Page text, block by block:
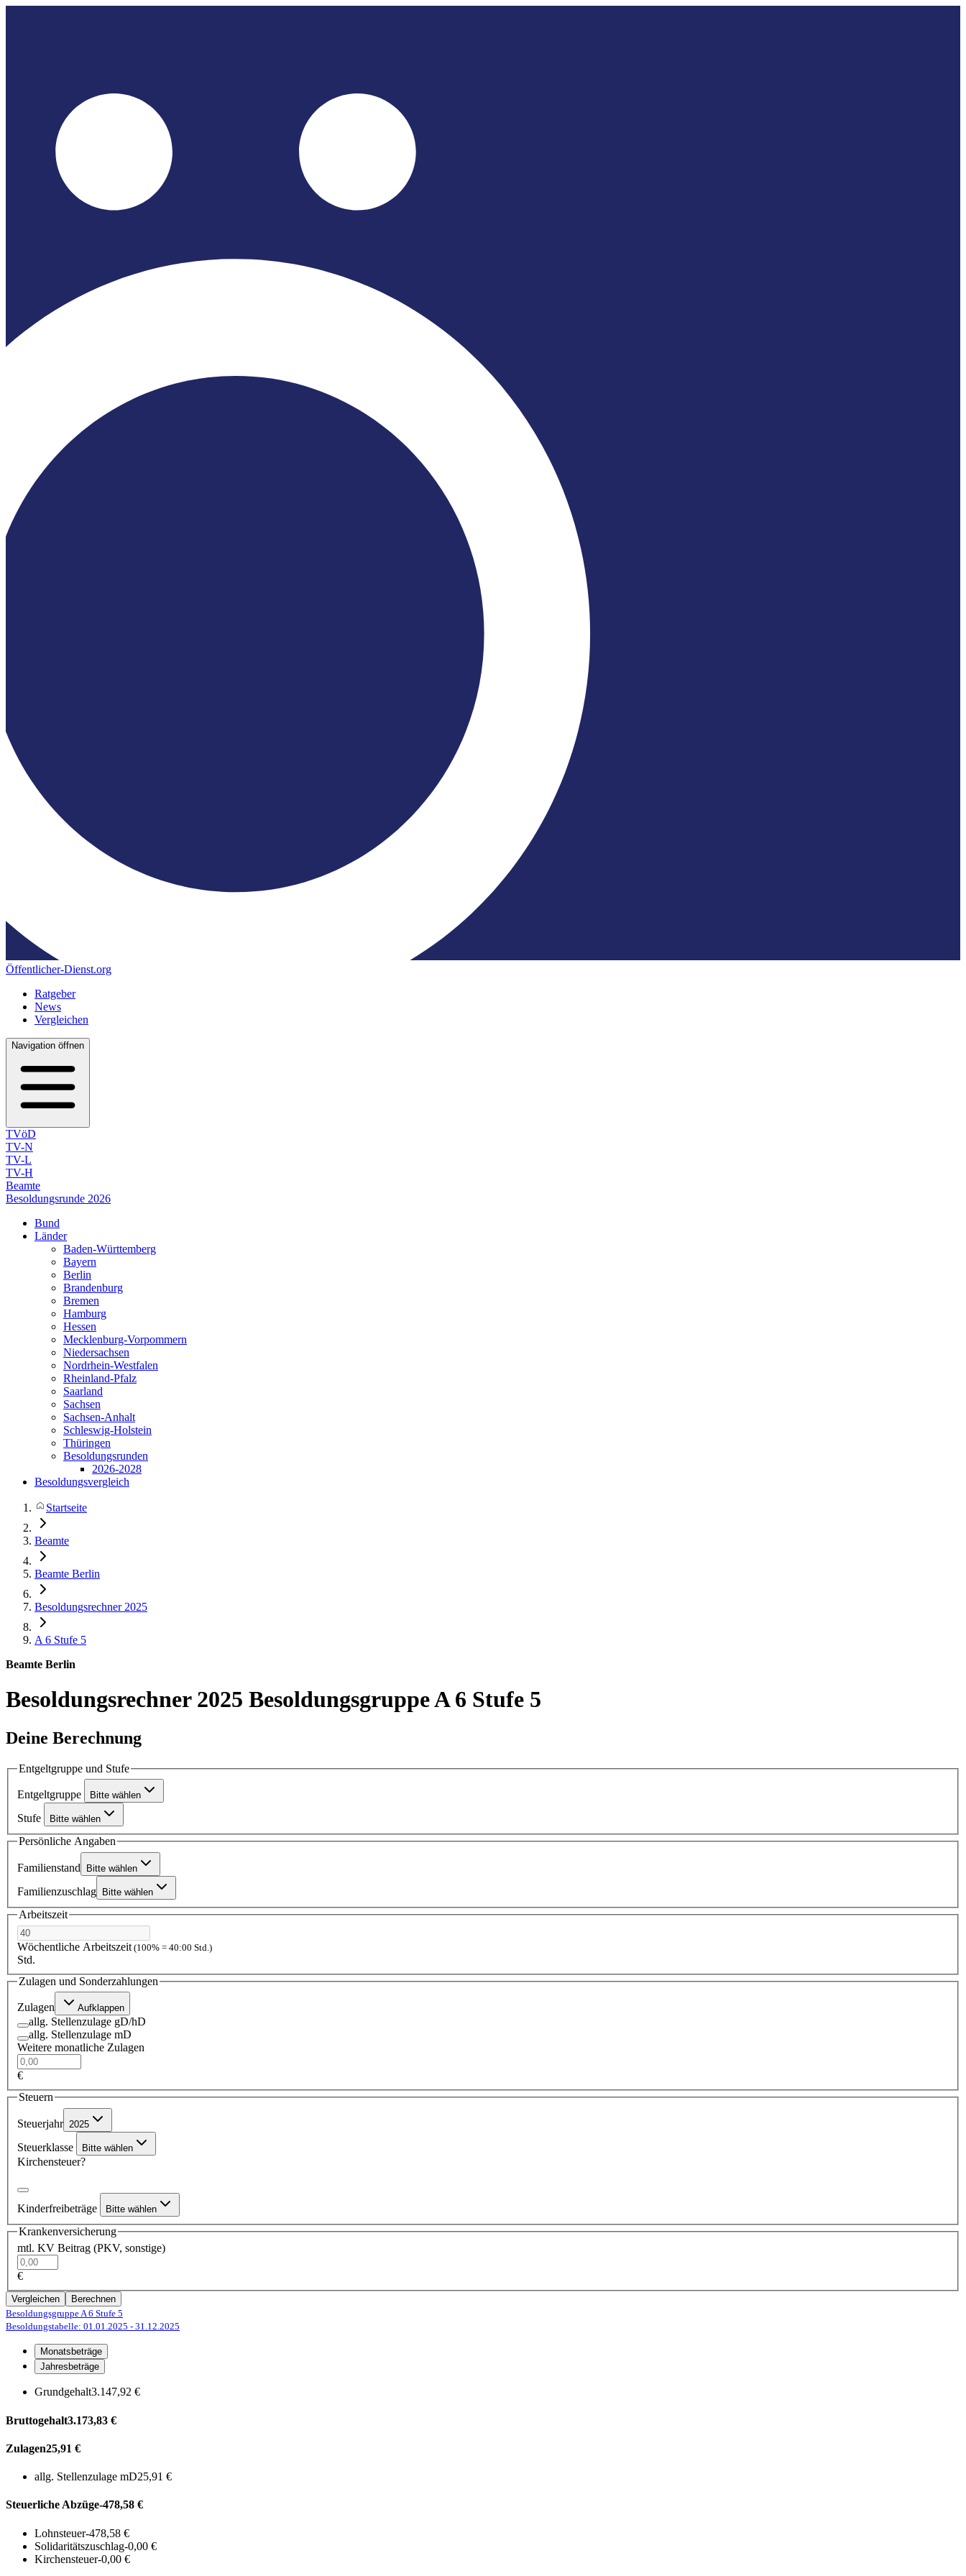
Öffentlicher-Dienst.org
Ratgeber
News
Vergleichen
Navigation öffnen
TVöD
TV-N
TV-L
TV-H
Beamte
Besoldungsrunde 2026
Bund
Länder
Baden-Württemberg
Bayern
Berlin
Brandenburg
Bremen
Hamburg
Hessen
Mecklenburg-Vorpommern
Niedersachsen
Nordrhein-Westfalen
Rheinland-Pfalz
Saarland
Sachsen
Sachsen-Anhalt
Schleswig-Holstein
Thüringen
Besoldungsrunden
2026-2028
Besoldungsvergleich
Startseite
Beamte
Beamte Berlin
Besoldungsrechner 2025
A 6 Stufe 5
Beamte Berlin
Besoldungsrechner 2025 Besoldungsgruppe A 6 Stufe 5
Deine Berechnung
Entgeltgruppe und Stufe
Entgeltgruppe Bitte wählen
Stufe Bitte wählen
Persönliche Angaben
Familienstand Bitte wählen
Familienzuschlag Bitte wählen
Arbeitszeit
Wöchentliche Arbeitszeit (100% = 40:00 Std.)
Std.
Zulagen und Sonderzahlungen
Zulagen Aufklappen
allg. Stellenzulage gD/hD
allg. Stellenzulage mD
Weitere monatliche Zulagen
€
Steuern
Steuerjahr 2025
Steuerklasse Bitte wählen
Kirchensteuer?
Kinderfreibeträge Bitte wählen
Krankenversicherung
mtl. KV Beitrag (PKV, sonstige)
€
Vergleichen
Berechnen
Besoldungsgruppe A 6 Stufe 5
Besoldungstabelle: 01.01.2025 - 31.12.2025
Monatsbeträge
Jahresbeträge
Grundgehalt3.147,92 €
Bruttogehalt3.173,83 €
Zulagen25,91 €
allg. Stellenzulage mD25,91 €
Steuerliche Abzüge-478,58 €
Lohnsteuer-478,58 €
Solidaritätszuschlag-0,00 €
Kirchensteuer-0,00 €